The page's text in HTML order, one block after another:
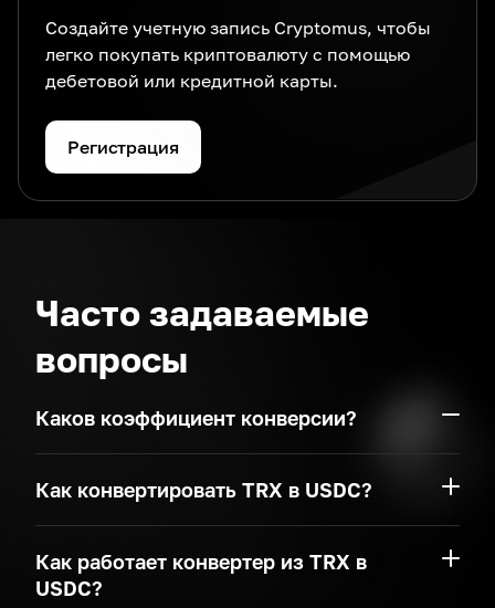
Создайте учетную запись Cryptomus, чтобы
легко покупать криптовалюту с помощью
дебетовой или кредитной карты.
Регистрация
Часто задаваемые
вопросы
Каков коэффициент конверсии?
Как конвертировать TRX в USDC?
Как работает конвертер из TRX в
USDC?